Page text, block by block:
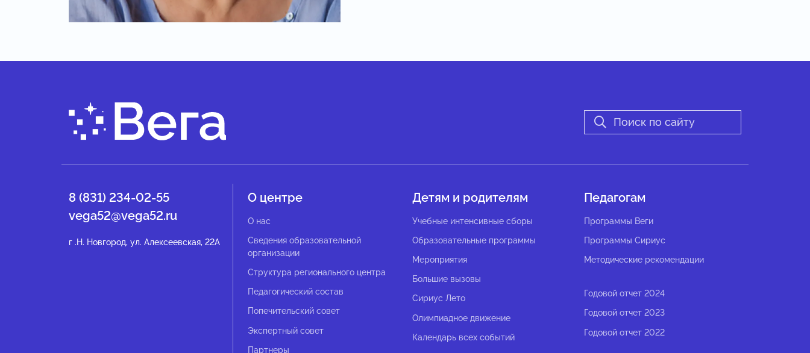
8 (831) 234-02-55
vega52@vega52.ru
г .Н. Новгород, ул. Алексеевская, 22А
О центре
О нас
Сведения образовательной
организации
Структура регионального центра
Педагогический состав
Попечительский совет
Экспертный совет
Партнеры
Детям и родителям
Учебные интенсивные сборы
Образовательные программы
Мероприятия
Большие вызовы
Сириус Лето
Олимпиадное движение
Календарь всех событий
Педагогам
Программы Веги
Программы Сириус
Методические рекомендации
Годовой отчет 2024
Годовой отчет 2023
Годовой отчет 2022